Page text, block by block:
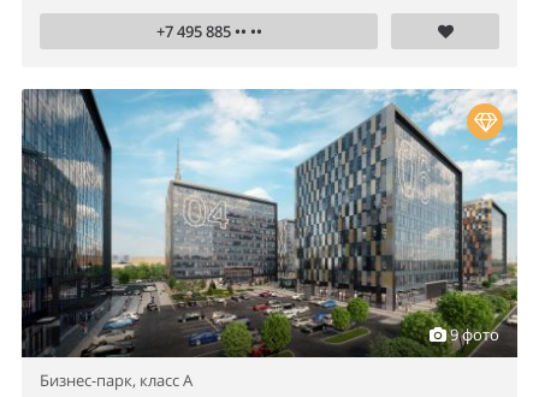
+7 495 885 •• ••
9 фото
Бизнес-парк, класс A